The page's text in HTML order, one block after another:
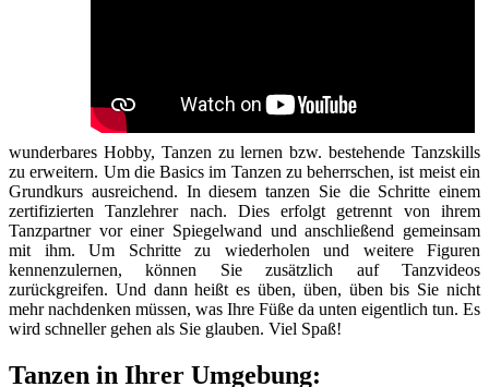
wunderbares Hobby, Tanzen zu lernen bzw. bestehende Tanzskills
zu erweitern. Um die Basics im Tanzen zu beherrschen, ist meist ein
Grundkurs ausreichend. In diesem tanzen Sie die Schritte einem
zertifizierten Tanzlehrer nach. Dies erfolgt getrennt von ihrem
Tanzpartner vor einer Spiegelwand und anschließend gemeinsam
mit ihm. Um Schritte zu wiederholen und weitere Figuren
kennenzulernen, können Sie zusätzlich auf Tanzvideos
zurückgreifen. Und dann heißt es üben, üben, üben bis Sie nicht
mehr nachdenken müssen, was Ihre Füße da unten eigentlich tun. Es
wird schneller gehen als Sie glauben. Viel Spaß!
Tanzen in Ihrer Umgebung: